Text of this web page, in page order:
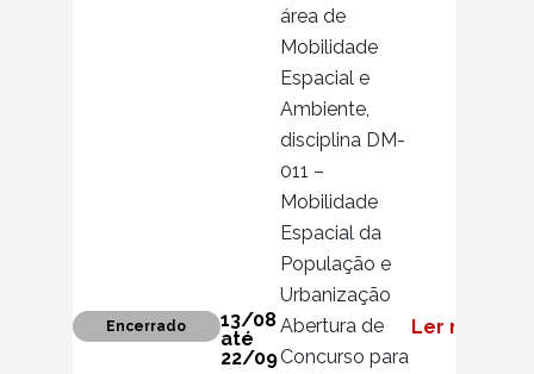
área de
Mobilidade
Espacial e
Ambiente,
disciplina DM-
011 –
Mobilidade
Espacial da
População e
Urbanização
Encerrado
13/08
até
22/09
Abertura de
Concurso para
Ler mais